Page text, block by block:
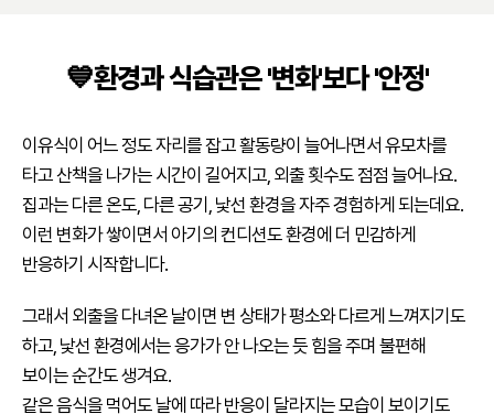
💙환경과 식습관은 '변화'보다 '안정'
이유식이 어느 정도 자리를 잡고 활동량이 늘어나면서 유모차를
타고 산책을 나가는 시간이 길어지고, 외출 횟수도 점점 늘어나요.
집과는 다른 온도, 다른 공기, 낯선 환경을 자주 경험하게 되는데요.
이런 변화가 쌓이면서 아기의 컨디션도 환경에 더 민감하게
반응하기 시작합니다.
그래서 외출을 다녀온 날이면 변 상태가 평소와 다르게 느껴지기도
하고, 낯선 환경에서는 응가가 안 나오는 듯 힘을 주며 불편해
보이는 순간도 생겨요.
같은 음식을 먹어도 날에 따라 반응이 달라지는 모습이 보이기도